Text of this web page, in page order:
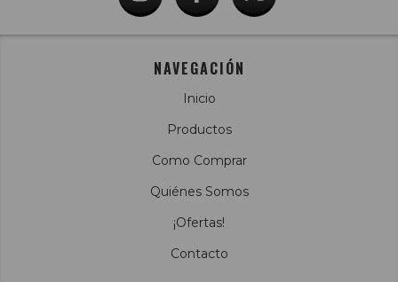
NAVEGACIÓN
Inicio
Productos
Como Comprar
Quiénes Somos
¡Ofertas!
Contacto